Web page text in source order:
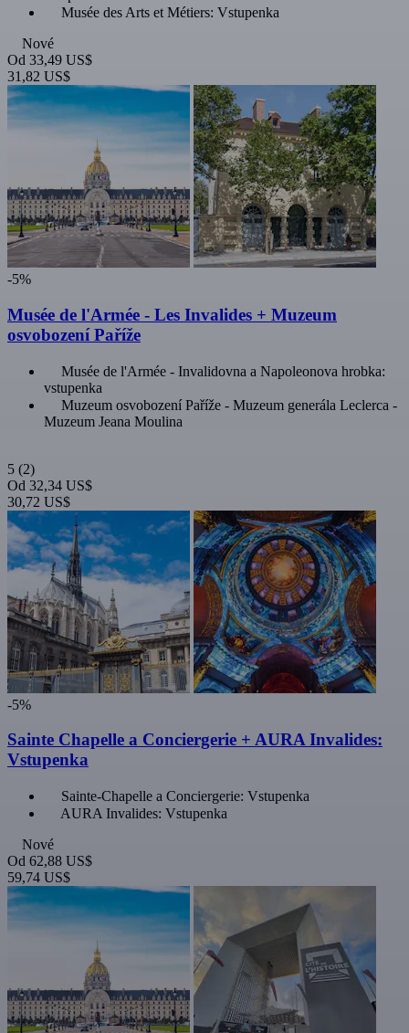
Musée des Arts et Métiers: Vstupenka
Nové
Od 33,49 US$
31,82 US$
-5%
Musée de l'Armée - Les Invalides + Muzeum
osvobození Paříže
Musée de l'Armée - Invalidovna a Napoleonova hrobka:
vstupenka
Muzeum osvobození Paříže - Muzeum generála Leclerca -
Muzeum Jeana Moulina
5 (2)
Od 32,34 US$
30,72 US$
-5%
Sainte Chapelle a Conciergerie + AURA Invalides:
Vstupenka
Sainte-Chapelle a Conciergerie: Vstupenka
AURA Invalides: Vstupenka
Nové
Od 62,88 US$
59,74 US$